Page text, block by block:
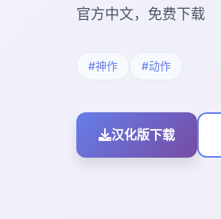
官方中文，免费下载
#神作 #动作
汉化版下载